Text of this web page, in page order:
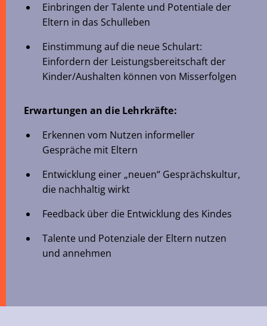
Einbringen der Talente und Potentiale der
Eltern in das Schulleben
Einstimmung auf die neue Schulart:
Einfordern der Leistungsbereitschaft der
Kinder/Aushalten können von Misserfolgen
Erwartungen an die Lehrkräfte:
Erkennen vom Nutzen informeller
Gespräche mit Eltern
Entwicklung einer „neuen“ Gesprächskultur,
die nachhaltig wirkt
Feedback über die Entwicklung des Kindes
Talente und Potenziale der Eltern nutzen
und annehmen